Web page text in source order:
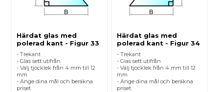
Härdat glas med
polerad kant - Figur 33
- Trekant
- Glas sett utifrån
- Välj tjocklek från 4 mm till 12
mm
- Ange dina mål och beräkna
priset
Härdat glas med
polerad kant - Figur 34
- Trekant
- Glas sett utifrån
- Välj tjocklek från 4 mm till 12
mm
- Ange dina mål och beräkna
priset